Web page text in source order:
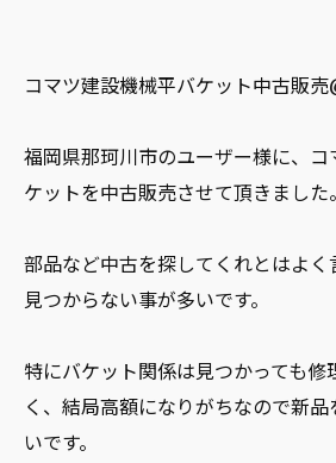
コマツ建設機械平バケット中古販
福岡県那珂川市のユーザー様に、コ
ケットを中古販売させて頂きました。
部品など中古を探してくれとはよく
見つからない事が多いです。
特にバケット関係は見つかっても修
く、結局高額になりがちなので新
いです。